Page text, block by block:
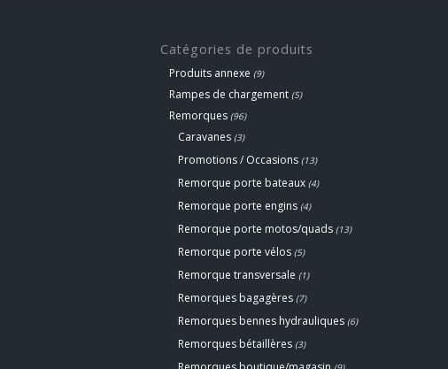
Catégories de produits
Produits annexe (9)
Rampes de chargement (5)
Remorques (96)
Caravanes (3)
Promotions / Occasions (13)
Remorque porte bateaux (4)
Remorque porte engins (4)
Remorque porte motos/quads (13)
Remorque porte vélos (5)
Remorque transversale (1)
Remorques bagagères (7)
Remorques bennes hydrauliques (6)
Remorques bétaillères (3)